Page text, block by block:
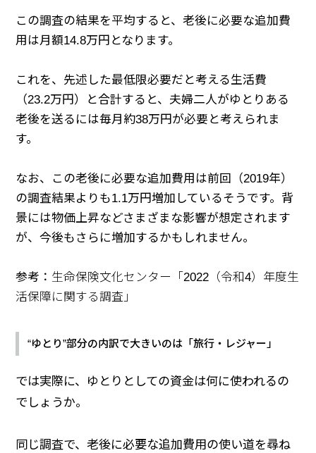
この調査の結果を平均すると、老後に必要な追加費
用は月額14.8万円となります。
これを、先述した最低限必要だと考える生活費
（23.2万円）と合計すると、夫婦二人がゆとりある
老後を送るには毎月約38万円が必要と考えられま
す。
なお、この老後に必要な追加費用は前回（2019年）
の調査結果よりも1.1万円増加しているそうです。背
景には物価上昇などさまざまな影響が想定されます
が、今後もさらに増加するかもしれません。
参考： 生命保険文化センター「2022（令和4）年度生
活保障に関する調査」
“ゆとり”部分の内訳で大きいのは「旅行・レジャー」
では実際に、ゆとりとしての資金は何に使われるの
でしょうか。
同じ調査で、老後に必要な追加費用の使い道を尋ね